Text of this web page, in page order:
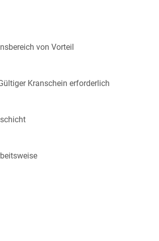
von Vorteil
Kranschein erforderlich